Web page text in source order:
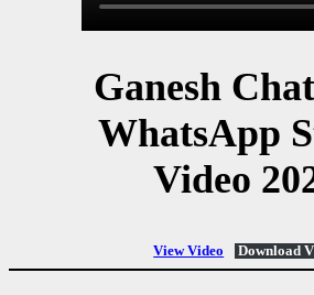
Ganesh
WhatsApp
Video
View Video Download